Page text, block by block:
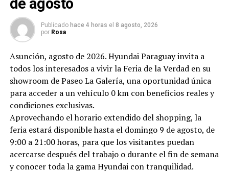
de agosto
Publicado hace 4 horas el 8 agosto, 2026
por Rosa
Asunción, agosto de 2026. Hyundai Paraguay invita a
todos los interesados a vivir la Feria de la Verdad en su
showroom de Paseo La Galería, una oportunidad única
para acceder a un vehículo 0 km con beneficios reales y
condiciones exclusivas.
Aprovechando el horario extendido del shopping, la
feria estará disponible hasta el domingo 9 de agosto, de
9:00 a 21:00 horas, para que los visitantes puedan
acercarse después del trabajo o durante el fin de semana
y conocer toda la gama Hyundai con tranquilidad.